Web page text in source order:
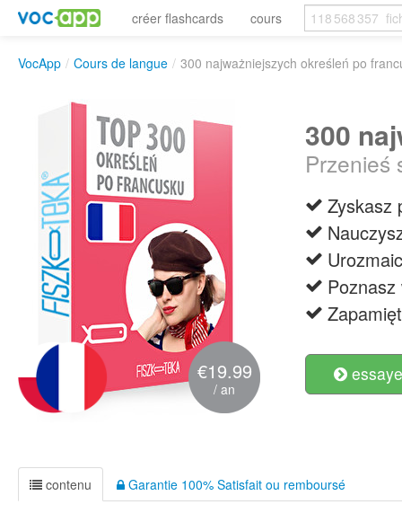
créer flashcards cours
VocApp / Cours de langue / 300 najważniejszych określeń po
€19.99
/ an
300
Przenieś
Zyskasz
Poznasz
contenu Garantie 100% Satisfait ou remboursé